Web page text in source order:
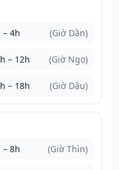
– 4h (Giờ Dần)
– 12h (Giờ Ngọ)
– 18h (Giờ Dậu)
– 8h (Giờ Thìn)